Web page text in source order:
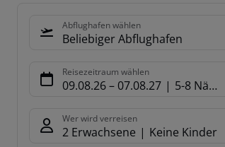
Abflughafen wählen
Beliebiger Abflughafen
Reisezeitraum wählen
09.08.26– 07.08.27 5-8 Nächte
Wer wird verreisen
2 Erwachsene Keine Kinder